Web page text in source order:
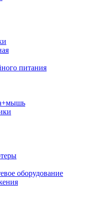
питания
оборудование